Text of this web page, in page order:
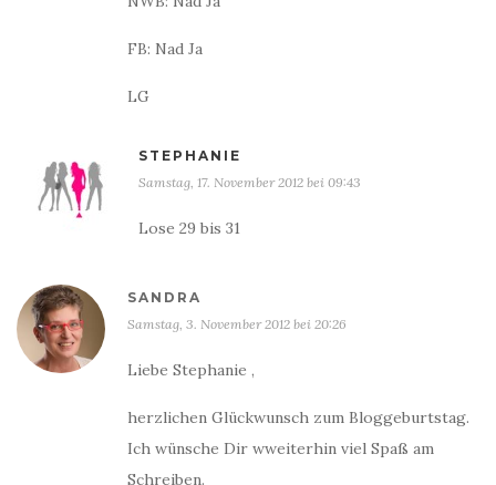
FB: Nad Ja
LG
STEPHANIE
Samstag, 17. November 2012 bei 09:43
Lose 29 bis 31
SANDRA
Samstag, 3. November 2012 bei 20:26
Liebe Stephanie ,
herzlichen Glückwunsch zum Bloggeburtstag.
Ich wünsche Dir wweiterhin viel Spaß am
Schreiben.